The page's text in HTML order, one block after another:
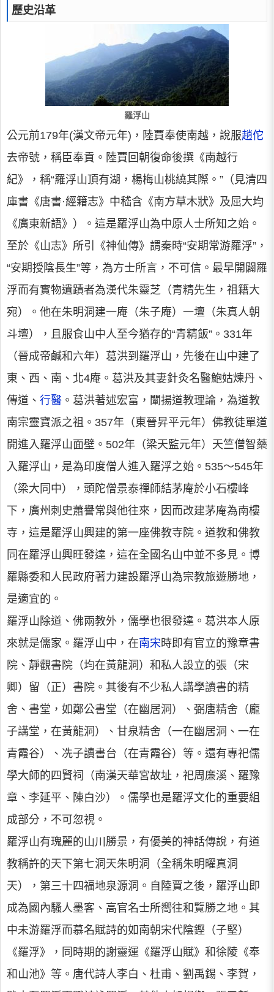
歷史沿革
羅浮山
公元前179年(漢文帝元年)，陸賈奉使南越，說服趙佗
去帝號，稱臣奉貢。陸賈回朝復命後撰《南越行
紀》，稱“羅浮山頂有湖，楊梅山桃繞其際。”（見清四
庫書《唐書·經籍志》中嵇含《南方草木狀》及屈大均
《廣東新語》）。這是羅浮山為中原人士所知之始。
至於《山志》所引《神仙傳》謂秦時“安期常游羅浮”，
“安期授陰長生”等，為方士所言，不可信。最早開闢羅
浮而有實物遺蹟者為漢代朱靈芝（青精先生，祖籍大
宛）。他在朱明洞建一庵（朱子庵）一壇（朱真人朝
斗壇），且服食山中人至今猶存的“青精飯”。331年
（晉成帝鹹和六年）葛洪到羅浮山，先後在山中建了
東、西、南、北4庵。葛洪及其妻針灸名醫鮑姑煉丹、
傳道、 行醫 。葛洪著述宏富，闡揚道教理論，為道教
南宗靈寶派之祖。357年（東晉昇平元年）佛教徒單道
開進入羅浮山面壁。502年（梁天監元年）天竺僧智藥
入羅浮山，是為印度僧人進入羅浮之始。535～545年
（梁大同中），頭陀僧景泰禪師結茅庵於小石樓峰
下，廣州刺史蕭譽常與他往來，因而改建茅庵為南樓
寺，這是羅浮山興建的第一座佛教寺院。道教和佛教
同在羅浮山興旺發達，這在全國名山中並不多見。博
羅縣委和人民政府著力建設羅浮山為宗教旅遊勝地，
是適宜的。
羅浮山除道、佛兩教外，儒學也很發達。葛洪本人原
來就是儒家。羅浮山中，在南宋時即有官立的豫章書
院、靜觀書院（均在黃龍洞）和私人設立的張（宋
卿）留（正）書院。其後有不少私人講學讀書的精
舍、書堂，如鄭公書堂（在幽居洞）、弼唐精舍（龐
子講堂，在黃龍洞）、甘泉精舍（一在幽居洞、一在
青霞谷）、冼子讀書台（在青霞谷）等。還有專祀儒
學大師的四賢祠（南漢天華宮故址，祀周廉溪、羅豫
章、李延平、陳白沙）。儒學也是羅浮文化的重要組
成部分，不可忽視。
羅浮山有瑰麗的山川勝景，有優美的神話傳說，有道
教稱許的天下第七洞天朱明洞（全稱朱明曜真洞
天），第三十四福地泉源洞。自陸賈之後，羅浮山即
成為國內騷人墨客、高官名士所嚮往和覽勝之地。其
中未游羅浮而慕名賦詩的如南朝宋代陰鏗（子堅）
《羅浮》，同時期的謝靈運《羅浮山賦》和徐陵《奉
和山池》等。唐代詩人李白、杜甫、劉禹錫、李賀，